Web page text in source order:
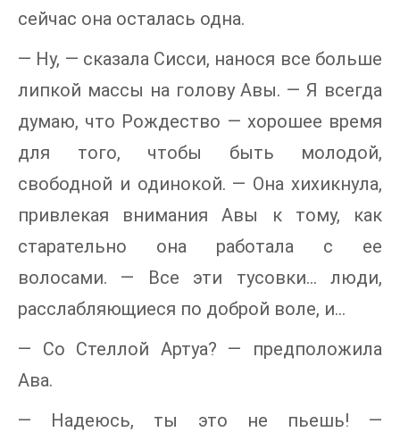
сейчас она осталась одна.
— Ну, — сказала Сисси, нанося все больше
липкой массы на голову Авы. — Я всегда
думаю, что Рождество — хорошее время
для того, чтобы быть молодой,
свободной и одинокой. — Она хихикнула,
привлекая внимания Авы к тому, как
старательно она работала с ее
волосами. — Все эти тусовки… люди,
расслабляющиеся по доброй воле, и…
— Со Стеллой Артуа? — предположила
Ава.
— Надеюсь, ты это не пьешь! —